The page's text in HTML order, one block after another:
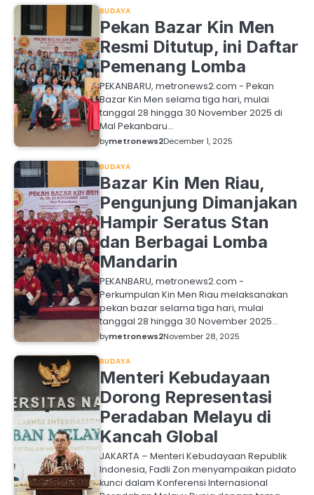
BUDAYA
Pekan Bazar Kin Men
Resmi Ditutup, ini Daftar
Pemenang Lomba
PEKANBARU, metronews2.com - Pekan
Bazar Kin Men selama tiga hari, mulai
tanggal 28 hingga 30 November 2025 di
Mal Pekanbaru…
bymetronews2December 1, 2025
BUDAYA
Bazar Kin Men Riau,
Pengunjung Dimanjakan
Hampir Seratus Stan
dan Berbagai Lomba
Mandarin
PEKANBARU, metronews2.com -
Perkumpulan Kin Men Riau melaksanakan
pekan bazar selama tiga hari, mulai
tanggal 28 hingga 30 November 2025…
bymetronews2November 28, 2025
BUDAYA
Menteri Kebudayaan
Dorong Representasi
Peradaban Melayu di
Kancah Global
JAKARTA – Menteri Kebudayaan Republik
Indonesia, Fadli Zon menyampaikan pidato
kunci dalam Konferensi Internasional